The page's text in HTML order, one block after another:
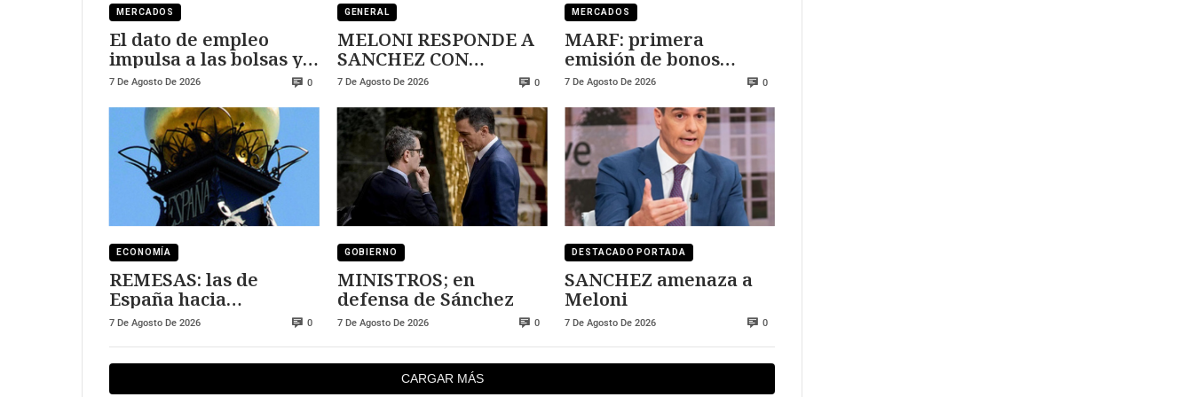
MERCADOS
El dato de empleo
impulsa a las bolsas y
al sector tecnológico
7 De Agosto De 2026 0
GENERAL
MELONI RESPONDE A
SANCHEZ CON
DUREZA
7 De Agosto De 2026 0
MERCADOS
MARF: primera
emisión de bonos
convertibles
7 De Agosto De 2026 0
ECONOMÍA
REMESAS: las de
España hacia
Marruecos se han
7 De Agosto De 2026 0
GOBIERNO
MINISTROS; en
defensa de Sánchez
7 De Agosto De 2026 0
DESTACADO PORTADA
SANCHEZ amenaza a
Meloni
7 De Agosto De 2026 0
CARGAR MÁS